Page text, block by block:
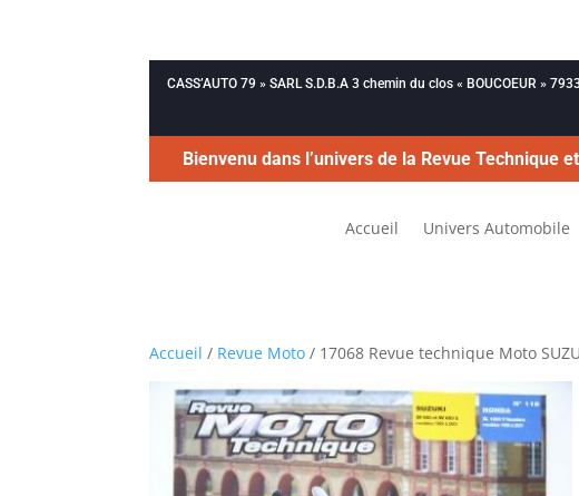
CASS’AUTO 79 » SARL S.D.B.A 3 chemin du clos « BOUCOEUR »
Bienvenu dans l’univers de la Revue Technique
Accueil Univers Automobile
Accueil / Revue Moto / 17068 Revue technique Moto